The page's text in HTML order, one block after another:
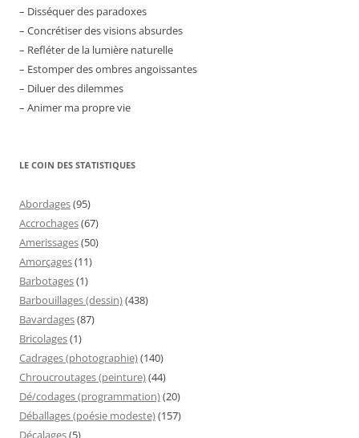
– Disséquer des paradoxes
– Concrétiser des visions absurdes
– Refléter de la lumière naturelle
– Estomper des ombres angoissantes
– Diluer des dilemmes
– Animer ma propre vie
LE COIN DES STATISTIQUES
Abordages(95)
Accrochages(67)
Amerissages(50)
Amorçages(11)
Barbotages(1)
Barbouillages (dessin)(438)
Bavardages(87)
Bricolages(1)
Cadrages (photographie)(140)
Chroucroutages (peinture)(44)
Dé/codages (programmation)(20)
Déballages (poésie modeste)(157)
Décalages(5)